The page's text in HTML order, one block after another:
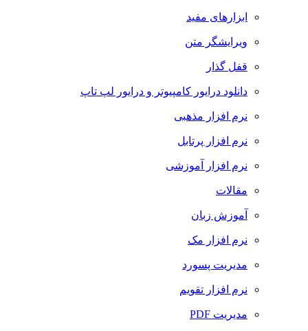
ابزارهای مفید
ویرایشگر متن
قفل گذار
دانلود درایور کامپیوتر و درایور لپ تاپ
نرم افزار مذهبی
نرم افزار پرتابل
نرم افزار آموزشی
مقالات
آموزش زبان
نرم افزار مک
مدیریت پسورد
نرم افزار تقویم
مدیریت PDF